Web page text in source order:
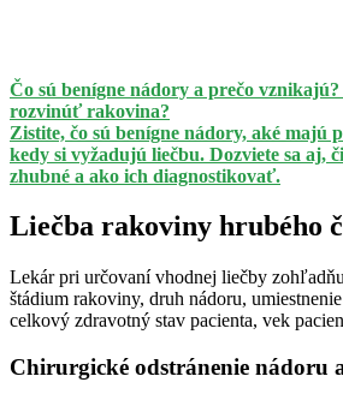
Čo sú benígne nádory a prečo vznikajú?
rozvinúť rakovina?
Zistite, čo sú benígne nádory, aké majú
kedy si vyžadujú liečbu. Dozviete sa aj,
zhubné a ako ich diagnostikovať.
Liečba rakoviny hrubého
Lekár pri určovaní vhodnej liečby
štádium rakoviny, druh nádoru,
celkový zdravotný stav pacienta, vek
Chirurgické odstránenie nádoru